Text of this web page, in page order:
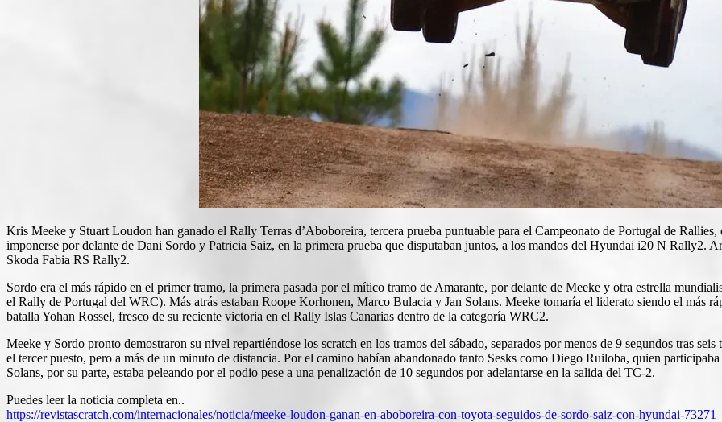
Kris Meeke y Stuart Loudon han ganado el Rally Terras d’Aboboreira, tercera prueba puntuable para el Campeonato de Portugal de
imponerse por delante de Dani Sordo y Patricia Saiz, en la primera prueba que disputaban juntos, a los mandos del Hyundai i20 N Rally2.
Skoda Fabia RS Rally2.
Sordo era el más rápido en el primer tramo, la primera pasada por el mítico tramo de Amarante, por delante de Meeke y otra estrella
el Rally de Portugal del WRC). Más atrás estaban Roope Korhonen, Marco Bulacia y Jan Solans. Meeke tomaría el liderato siendo el más
batalla Yohan Rossel, fresco de su reciente victoria en el Rally Islas Canarias dentro de la categoría WRC2.
Meeke y Sordo pronto demostraron su nivel repartiéndose los scratch en los tramos del sábado, separados por menos de 9 segundos tras
el tercer puesto, pero a más de un minuto de distancia. Por el camino habían abandonado tanto Sesks como Diego Ruiloba, quien
Solans, por su parte, estaba peleando por el podio pese a una penalización de 10 segundos por adelantarse en la salida del TC-2.
Puedes leer la noticia completa en..
https://revistascratch.com/internacionales/noticia/meeke-loudon-ganan-en-aboboreira-con-toyota-seguidos-de-sordo-saiz-con-hyundai-73271